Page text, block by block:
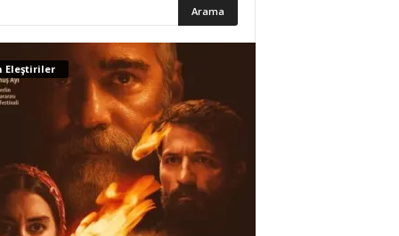
Eleştiriler